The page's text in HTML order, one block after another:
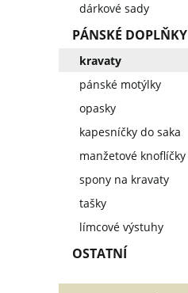
dárkové sady
PÁNSKÉ DOPLŇKY
kravaty
pánské motýlky
opasky
kapesníčky do saka
manžetové knoflíčky
spony na kravaty
tašky
límcové výstuhy
OSTATNÍ